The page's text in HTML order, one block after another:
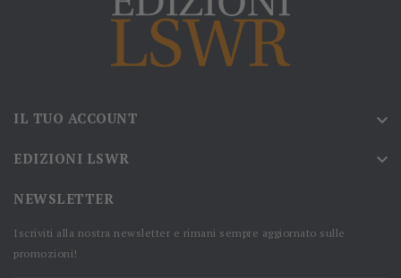
IL TUO ACCOUNT 
EDIZIONI LSWR 
NEWSLETTER
Iscriviti alla nostra newsletter e rimani sempre aggiornato sulle
promozioni!